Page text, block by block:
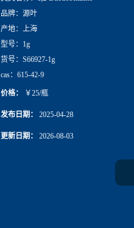
品牌： 源叶
产地： 上海
型号： 1g
货号： S66927-1g
cas： 615-42-9
价格： ￥25/瓶
发布日期： 2025-04-28
更新日期： 2026-08-03